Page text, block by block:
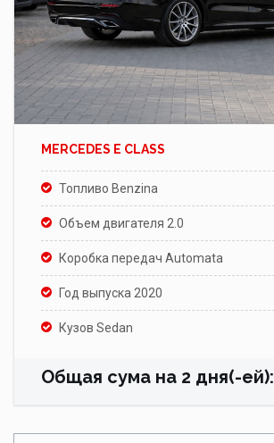
MERCEDES E CLASS
Топливо Benzina
Объем двигателя 2.0
Коробка передач Automata
Год выпуска 2020
Кузов Sedan
Общая сума на 2 дня(-ей):